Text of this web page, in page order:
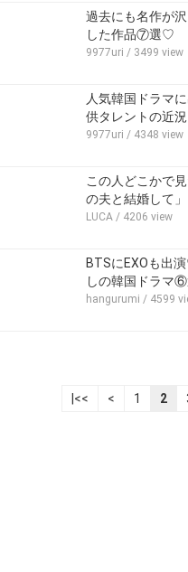
過去にも名作が
した作品⑦選♡
9977uri / 3499 view
人気韓国ドラマ
供タレントの近
9977uri / 4348 view
この人どこかで
の夫と結婚して
LUCA / 4206 view
BTSにEXOも出
しの韓国ドラマ
hangurumi / 4599
|<< < 1 2